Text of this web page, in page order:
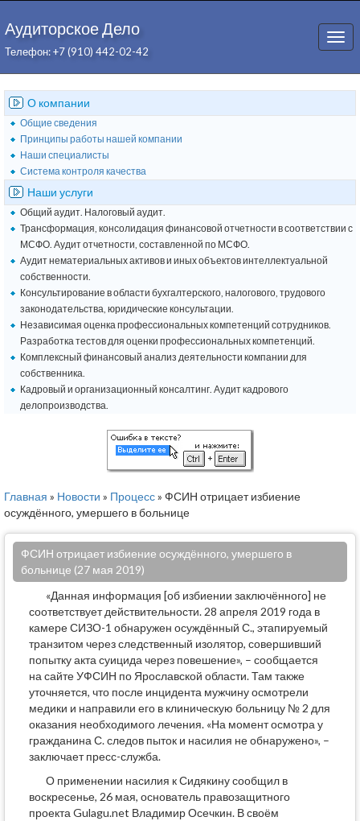
Аудиторское Дело
Телефон: +7 (910) 442-02-42
О компании
Общие сведения
Принципы работы нашей компании
Наши специалисты
Система контроля качества
Наши услуги
Общий аудит. Налоговый аудит.
Трансформация, консолидация финансовой отчетности в соответствии с
МСФО. Аудит отчетности, составленной по МСФО.
Аудит нематериальных активов и иных объектов интеллектуальной
собственности.
Консультирование в области бухгалтерского, налогового, трудового
законодательства, юридические консультации.
Независимая оценка профессиональных компетенций сотрудников.
Разработка тестов для оценки профессиональных компетенций.
Комплексный финансовый анализ деятельности компании для
собственника.
Кадровый и организационный консалтинг. Аудит кадрового
делопроизводства.
Главная » Новости » Процесс» ФСИН отрицает избиение
осуждённого, умершего в больнице
ФСИН отрицает избиение осуждённого, умершего в
больнице (27 мая 2019)
«Данная информация [об избиении заключённого] не
соответствует действительности. 28 апреля 2019 года в
камере СИЗО-1 обнаружен осуждённый С., этапируемый
транзитом через следственный изолятор, совершивший
попытку акта суицида через повешение», – сообщается
на сайте УФСИН по Ярославской области. Там также
уточняется, что после инцидента мужчину осмотрели
медики и направили его в клиническую больницу № 2 для
оказания необходимого лечения. «На момент осмотра у
гражданина С. следов пыток и насилия не обнаружено», –
заключает пресс-служба.
О применении насилия к Сидякину сообщил в
воскресенье, 26 мая, основатель правозащитного
проекта Gulagu.net Владимир Осечкин. В своём